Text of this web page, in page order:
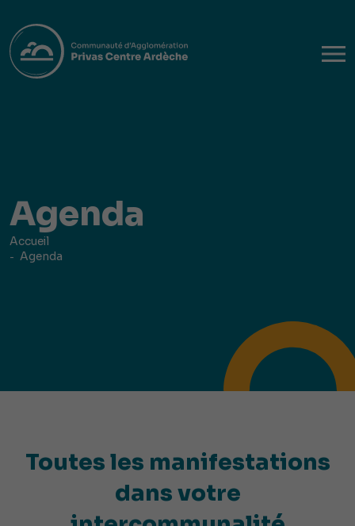
Agenda
Accueil
Agenda
Toutes les manifestations
dans votre